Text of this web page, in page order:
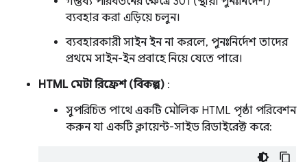
ব্যবহার করা এড়িয়ে চলুন।
ব্যবহারকারী সাইন ইন না করলে, পুনঃনির্দেশ তাদের
প্রথমে সাইন-ইন প্রবাহে নিয়ে যেতে পারে।
HTML মেটা রিফ্রেশ (বিকল্প) :
সুপরিচিত পাথে একটি মৌলিক HTML পৃষ্ঠা পরিবেশন
করুন যা একটি ক্লায়েন্ট-সাইড রিডাইরেক্ট করে: